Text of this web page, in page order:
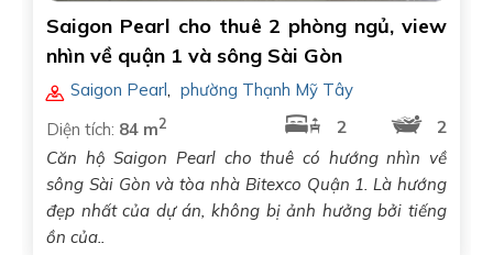
Saigon Pearl cho thuê 2 phòng ngủ, view
nhìn về quận 1 và sông Sài Gòn
Saigon Pearl, phường Thạnh Mỹ Tây
Diện tích: 84 m2 2
2
Căn hộ Saigon Pearl cho thuê có hướng nhìn về
sông Sài Gòn và tòa nhà Bitexco Quận 1. Là hướng
đẹp nhất của dự án, không bị ảnh hưởng bởi tiếng
ồn của..